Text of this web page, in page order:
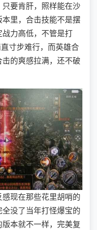
要肯肝，照样能在沙
里，合击技能不是摆
力高低，不管是打
寸步难行，而英雄合
的爽感拉满，还不破
现在那些花里胡哨的
没了当年打怪爆宝的
本就不一样，完美复